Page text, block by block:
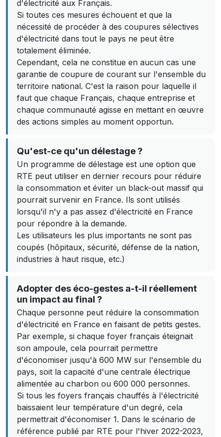
d'électricité aux Français.
Si toutes ces mesures échouent et que la
nécessité de procéder à des coupures sélectives
d'électricité dans tout le pays ne peut être
totalement éliminée.
Cependant, cela ne constitue en aucun cas une
garantie de coupure de courant sur l'ensemble du
territoire national. C'est la raison pour laquelle il
faut que chaque Français, chaque entreprise et
chaque communauté agisse en mettant en œuvre
des actions simples au moment opportun.
Qu'est-ce qu'un délestage ?
Un programme de délestage est une option que
RTE peut utiliser en dernier recours pour réduire
la consommation et éviter un black-out massif qui
pourrait survenir en France. Ils sont utilisés
lorsqu'il n'y a pas assez d'électricité en France
pour répondre à la demande.
Les utilisateurs les plus importants ne sont pas
coupés (hôpitaux, sécurité, défense de la nation,
industries à haut risque, etc.)
Adopter des éco-gestes a-t-il réellement
un impact au final ?
Chaque personne peut réduire la consommation
d'électricité en France en faisant de petits gestes.
Par exemple, si chaque foyer français éteignait
son ampoule, cela pourrait permettre
d'économiser jusqu'à 600 MW sur l'ensemble du
pays, soit la capacité d'une centrale électrique
alimentée au charbon ou 600 000 personnes.
Si tous les foyers français chauffés à l'électricité
baissaient leur température d'un degré, cela
permettrait d'économiser 1. Dans le scénario de
référence publié par RTE pour l'hiver 2022-2023,